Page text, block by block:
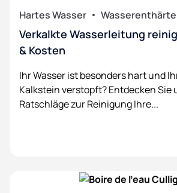
Hartes Wasser
Verkalkte Wasserleitung
& Kosten
Ihr Wasser ist besonders hart und
Kalkstein verstopft? Entdecken Sie
Ratschläge zur Reinigung Ihre...